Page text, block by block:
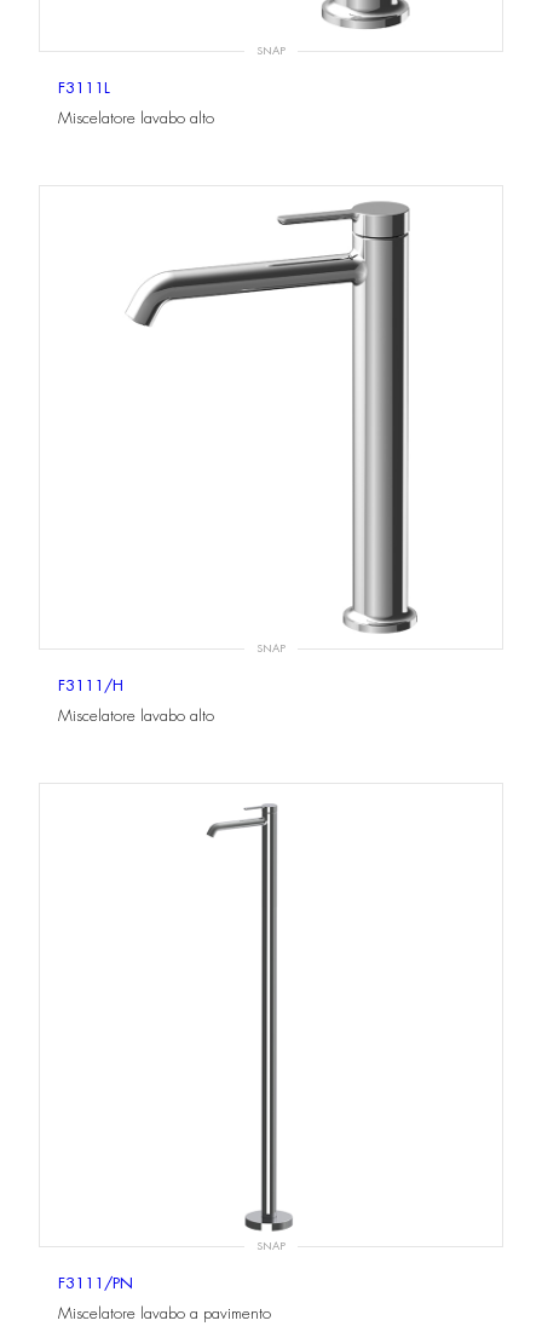
SNAP
F3111L
Miscelatore lavabo alto
SNAP
F3111/H
Miscelatore lavabo alto
SNAP
F3111/PN
Miscelatore lavabo a pavimento